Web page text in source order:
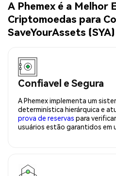
A Phemex é a Melhor
Criptomoedas para
SaveYourAssets (SYA)
Confiavel e Segura
A Phemex implementa um
determinística hierárquica e
prova de reservas para
usuários estão garantidos em